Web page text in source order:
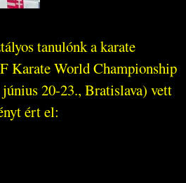
tanulónk a karate
Karate World Championship
20-23., Bratislava) vett
ért el: